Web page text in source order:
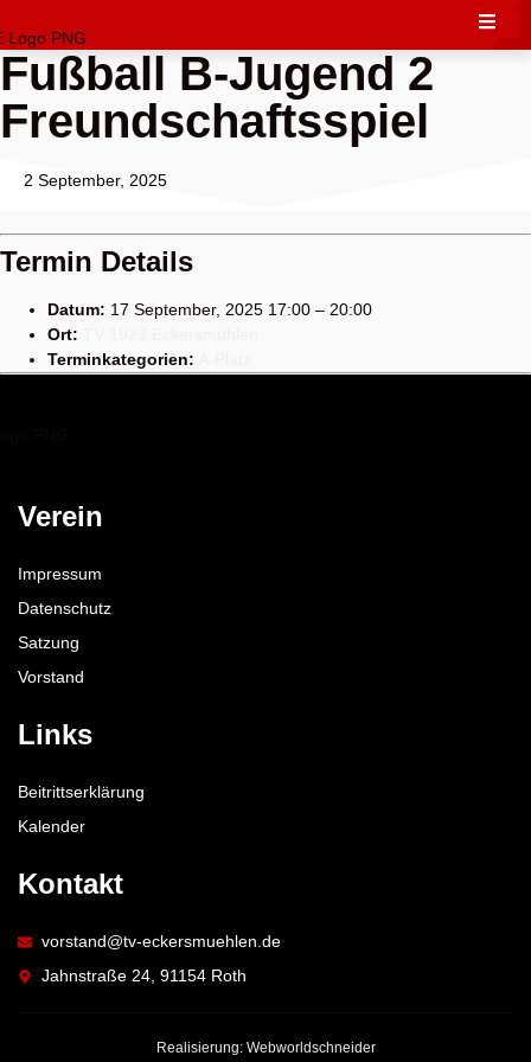
Fußball B-Jugend 2
Freundschaftsspiel
2 September, 2025
Termin Details
Datum: 17 September, 2025 17:00 – 20:00
Ort:
Terminkategorien:
Verein
Impressum
Datenschutz
Satzung
Vorstand
Links
Beitrittserklärung
Kalender
Kontakt
vorstand@tv-eckersmuehlen.de
Jahnstraße 24, 91154 Roth
Realisierung: Webworldschneider